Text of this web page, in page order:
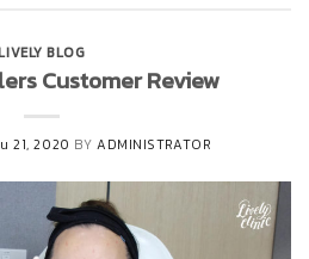
BLOG
Customer Review
21, 2020 BY ADMINISTRATOR